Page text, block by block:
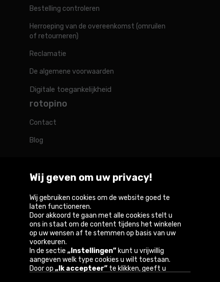
Bestelling controleren
Herroeping van de overeenkomst (omruilen
of retourneren)
Reclamatie
De algemene voorwaarden
Digitale toegankelijkheid
rotopino
Contact
Blog
Rotopino in de wereld
Belgique België Deutschland France Österreich
Copyright © 2026
Wij geven om uw privacy!
Wij gebruiken cookies om de website goed te
laten functioneren.
Door akkoord te gaan met alle cookies stelt u
ons in staat om de content tijdens het winkelen
op uw wensen af te stemmen op basis van uw
voorkeuren.
In de sectie „Instellingen” kunt u vrijwillig
aangeven welk type cookies u wilt toestaan.
Door op „Ik accepteer” te klikken, geeft u